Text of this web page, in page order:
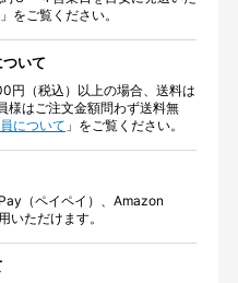
」をご覧ください。
いて
円（税込）以上の場合、送料は
様はご注文金額問わず送料無
について 」をご覧ください。
（ペイペイ）、Amazon
いただけます。